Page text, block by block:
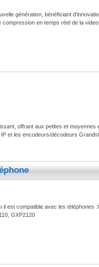
génération, bénéficiant
en temps réel de la
offrant aux petites et moyennes
et les encodeurs/décodeurs
est compatible avec les téléphones
GXP2120